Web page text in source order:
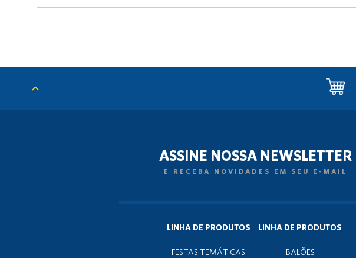
ASSINE NOSSA NEWSLETTER
E RECEBA NOVIDADES EM SEU E-MAIL
LINHA DE PRODUTOS
FESTAS TEMÁTICAS
LINHA DE PRODUTOS
BALÕES